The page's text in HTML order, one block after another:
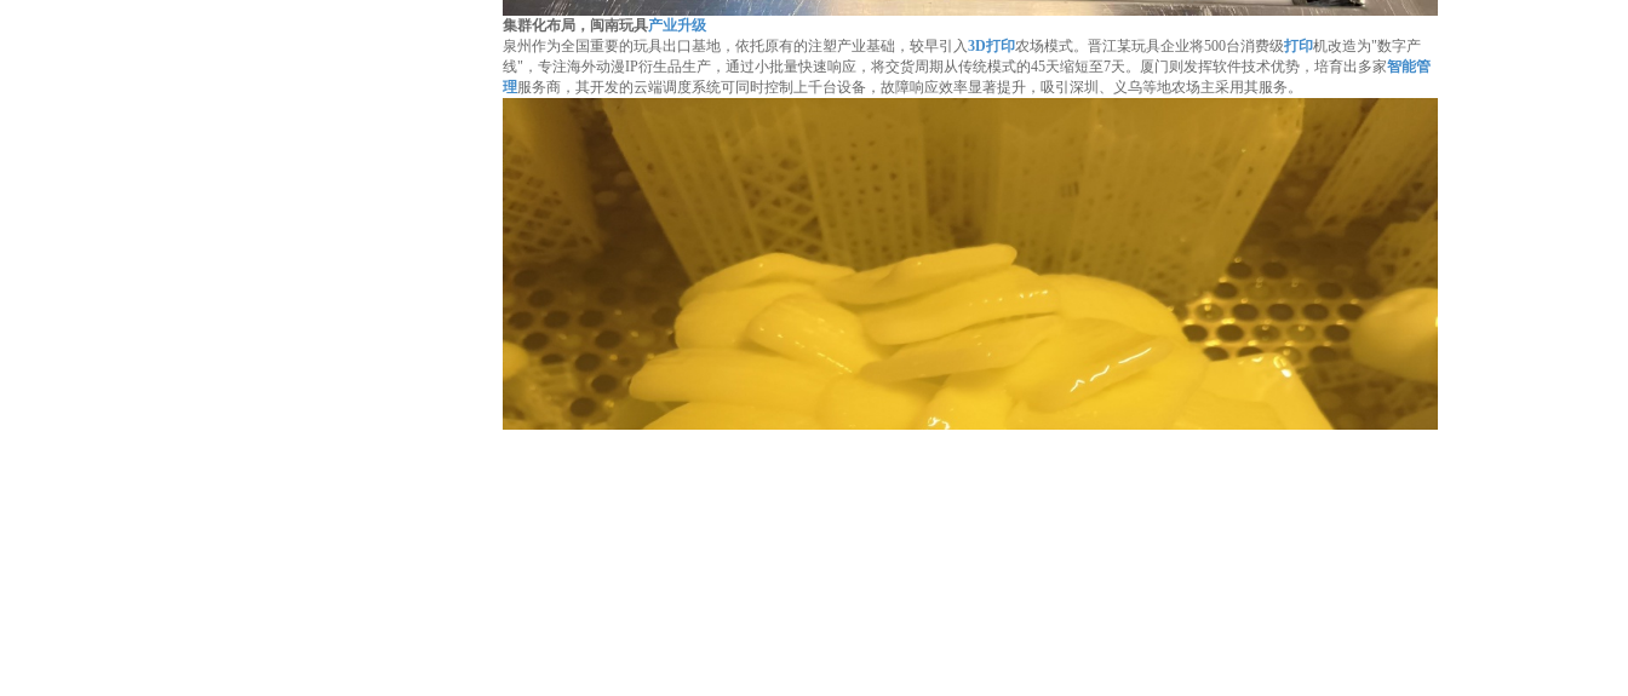
集群化布局，闽南玩具产业升级
泉州作为全国重要的玩具出口基地，依托原有的注塑产业基础，较早引入3D打印农场模式。晋江某玩具企业将500台消费级打印机改造为"数字产
线"，专注海外动漫IP衍生品生产，通过小批量快速响应，将交货周期从传统模式的45天缩短至7天。厦门则发挥软件技术优势，培育出多家智能管
理服务商，其开发的云端调度系统可同时控制上千台设备，故障响应效率显著提升，吸引深圳、义乌等地农场主采用其服务。